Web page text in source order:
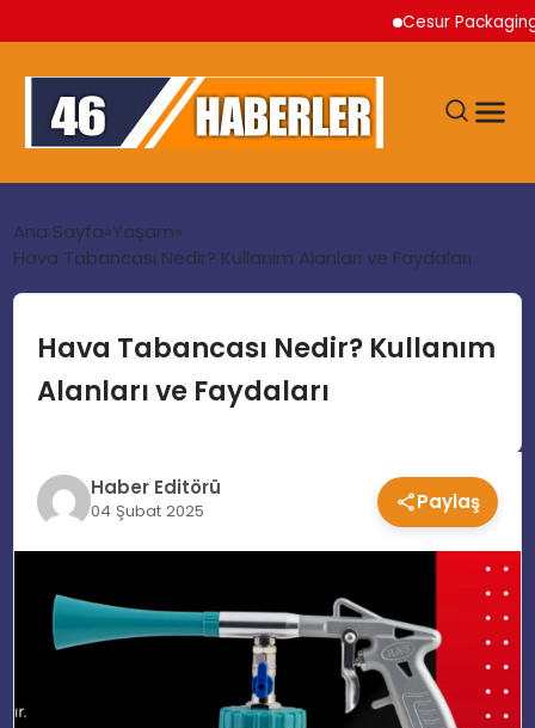
Cesur Packaging,
GÜNDEM
EKONOMI
TEKNOLOJI
MAGAZIN
SPOR
Ana Sayfa Yaşam
Hava Tabancası Nedir? Kullanım Alanları ve Faydaları
Hava Tabancası Nedir? Kullanım
Alanları ve Faydaları
Haber Editörü
04 Şubat 2025 Paylaş